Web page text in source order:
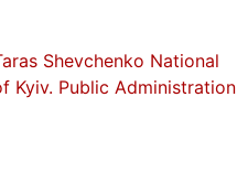
Shevchenko National
Kyiv. Public Administration